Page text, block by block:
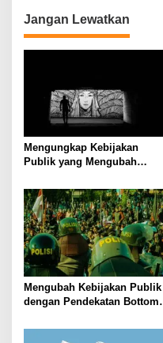
o
s
Jangan Lewatkan
Mengungkap Kebijakan
Publik yang Mengubah
Mengubah Kebijakan Publik
dengan Pendekatan Bottom-